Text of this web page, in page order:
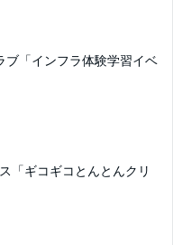
ブ「インフラ体験学習イベ
「ギコギコとんとんクリ